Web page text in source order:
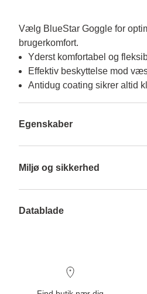
Vælg BlueStar Goggle for
brugerkomfort.
Yderst komfortabel og
Effektiv beskyttelse mod
Antidug coating sikrer altid
Egenskaber
Miljø og sikkerhed
Datablade